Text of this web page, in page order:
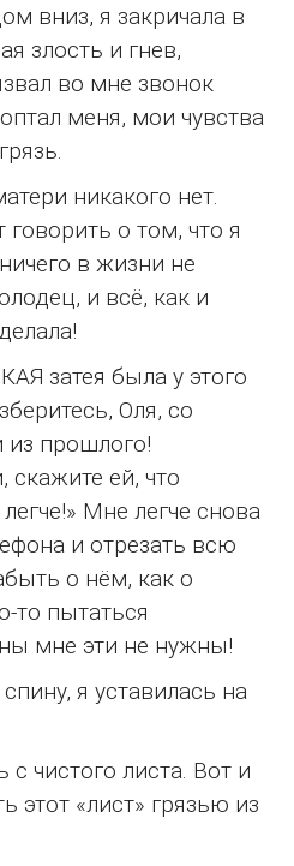
вниз, я закричала в
злость и гнев,
во мне звонок
меня, мои чувства
никакого нет.
о том, что я
в жизни не
и всё, как и
затея была у этого
Оля, со
прошлого!
ей, что
Мне легче снова
и отрезать всю
о нём, как о
то пытаться
мне эти не нужны!
я уставилась на
чистого листа. Вот и
этот «лист» грязью из